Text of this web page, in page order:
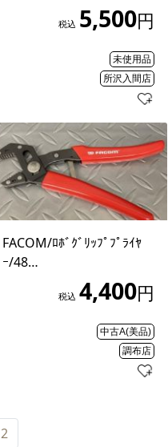
税込 5,500円
未使用品
所沢入間店
FACOM/ﾛﾎﾞｸﾞﾘｯﾌﾟﾌﾟﾗｲﾔ
ｰ/48…
税込 4,400円
中古A(美品)
調布店
2